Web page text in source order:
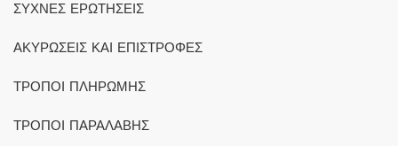
ΣΥΧΝΕΣ ΕΡΩΤΗΣΕΙΣ
ΑΚΥΡΩΣΕΙΣ ΚΑΙ ΕΠΙΣΤΡΟΦΕΣ
ΤΡΟΠΟΙ ΠΛΗΡΩΜΗΣ
ΤΡΟΠΟΙ ΠΑΡΑΛΑΒΗΣ